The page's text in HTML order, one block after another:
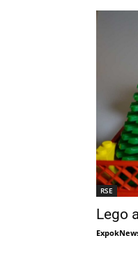
RSE
Lego